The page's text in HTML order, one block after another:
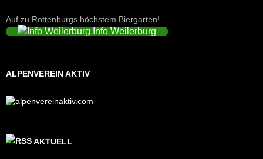
Auf zu Rottenburgs höchstem Biergarten!
Info Weilerburg
ALPENVEREIN AKTIV
AKTUELL